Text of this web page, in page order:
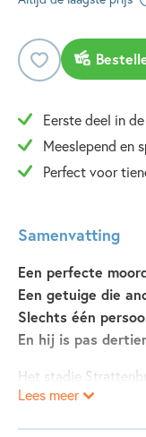
Eerste deel in
Meeslepend en
Perfect voor
Samenvatting
Een perfecte
Een getuige die
Slechts één
En hij is pas
Het stadje
ziet zichzelf als een
Lees meer